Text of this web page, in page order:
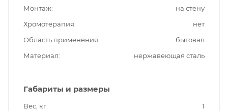
Монтаж
на стену
Хромотерапия
нет
Область применения
бытовая
Материал
нержавеющая сталь
Габариты и размеры
Вес, кг
1